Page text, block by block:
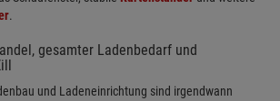
.
gesamter Ladenbedarf und
und Ladeneinrichtung sind irgendwann